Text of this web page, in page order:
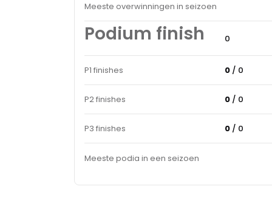
Meeste overwinningen in seizoen
Podium finish 0
P1 finishes 0 / 0
P2 finishes 0 / 0
P3 finishes 0 / 0
Meeste podia in een seizoen